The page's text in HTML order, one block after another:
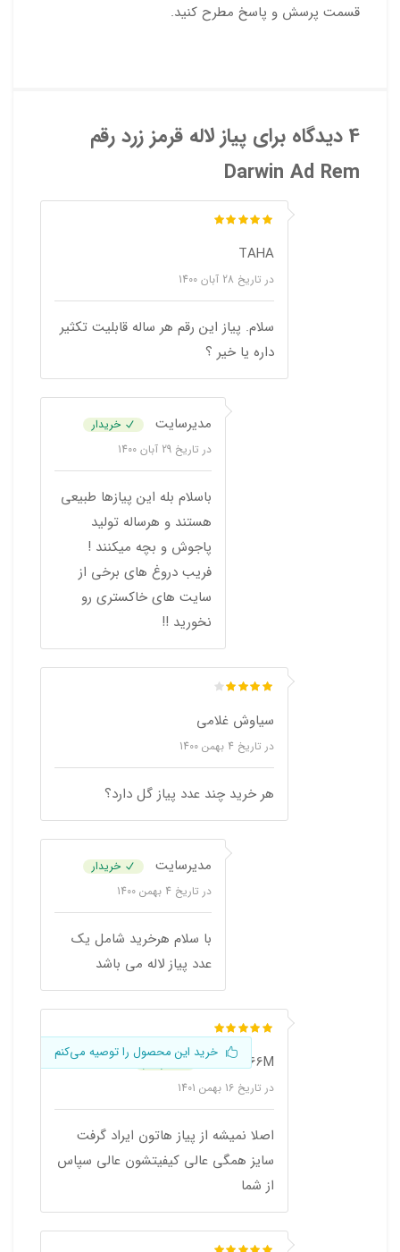
قسمت پرسش و پاسخ مطرح کنید.
4 دیدگاه برای
پیاز لاله قرمز زرد رقم
Darwin Ad Rem
TAHA
در تاریخ 28 آبان 1400
سلام. پیاز این رقم هر ساله قابلیت تکثیر
داره یا خیر ؟
مدیرسایت
خریدار
در تاریخ 29 آبان 1400
باسلام بله این پیازها طبیعی
هستند و هرساله تولید
پاجوش و بچه میکنند !
فریب دروغ های برخی از
سایت های خاکستری رو
نخورید !!‌
سیاوش غلامی
در تاریخ 4 بهمن 1400
هر خرید چند عدد پیاز گل دارد؟
مدیرسایت
خریدار
در تاریخ 4 بهمن 1400
با سلام هرخرید شامل یک
عدد پیاز لاله می باشد
AMIR.666M
خریدار
در تاریخ 16 بهمن 1401
خرید این محصول را توصیه می‌کنم
اصلا نمیشه از پیاز هاتون ایراد گرفت
سایز همگی عالی کیفیتشون عالی سپاس
از شما